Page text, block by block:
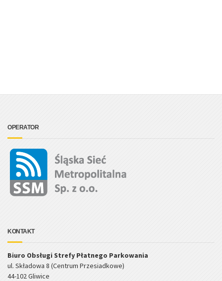
OPERATOR
KONTAKT
Biuro Obsługi Strefy Płatnego Parkowania
ul. Składowa 8 (Centrum Przesiadkowe)
44-102 Gliwice